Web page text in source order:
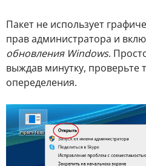
Пакет не использует
прав администратора и
обновления Windows.
выждав минутку, проверьте
опеределения.